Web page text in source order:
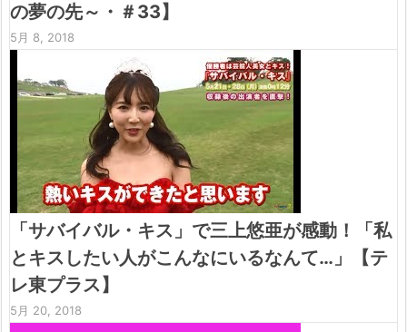
の夢の先～・＃33】
5月 8, 2018
「サバイバル・キス」で三上悠亜が感動！「私
とキスしたい人がこんなにいるなんて…」【テ
レ東プラス】
5月 20, 2018